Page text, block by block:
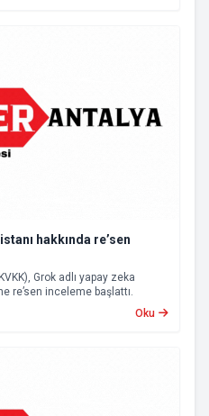
hakkında re’sen
Grok adlı yapay zeka
re’sen inceleme başlattı.
Oku